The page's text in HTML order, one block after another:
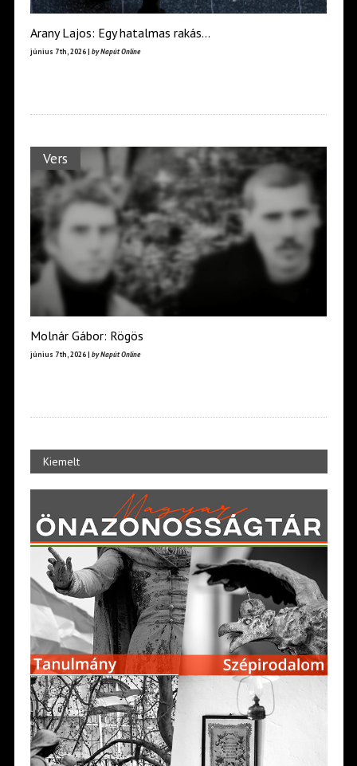
Arany Lajos: Egy hatalmas rakás…
június 7th, 2026 | by Napút Online
Vers
Molnár Gábor: Rögös
június 7th, 2026 | by Napút Online
Kiemelt